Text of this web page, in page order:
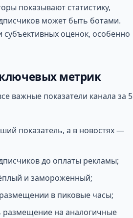
показывают статистику,
может быть ботами.
субъективных оценок, особенно
метрик
важные показатели канала за 5
показатель, а в новостях —
до оплаты рекламы;
и замороженный;
в пиковые часы;
размещение на аналогичные